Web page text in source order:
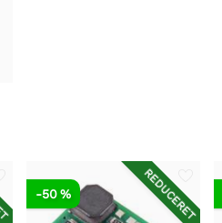
REDUCERET
-50 %